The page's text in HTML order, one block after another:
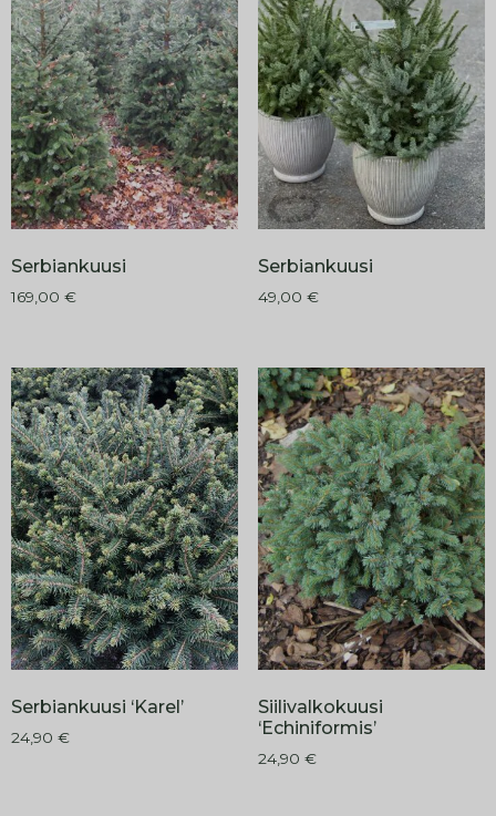
Serbiankuusi
169,00 €
Serbiankuusi
49,00 €
Serbiankuusi ‘Karel’
24,90 €
Siilivalkokuusi
‘Echiniformis’
24,90 €